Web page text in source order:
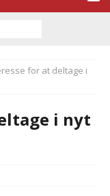
for at deltage i
i nyt